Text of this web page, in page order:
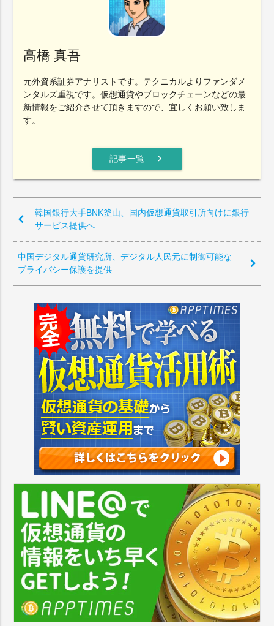
高橋 真吾
元外資系証券アナリストです。テクニカルよりファンダメ
ンタルズ重視です。仮想通貨やブロックチェーンなどの最
新情報をご紹介させて頂きますので、宜しくお願い致しま
す。
記事一覧 chevron_right
韓国銀行大手BNK釜山、国内仮想通貨取引所向けに銀行
サービス提供へ
中国デジタル通貨研究所、デジタル人民元に制御可能な
プライバシー保護を提供